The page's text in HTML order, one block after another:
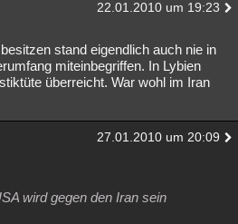
22.01.2010 um 19:23
stand eigendlich auch nie in
miteinbegriffen. In Lybien
überreicht. War wohl im Iran
27.01.2010 um 20:09
wird gegen den Iran sein